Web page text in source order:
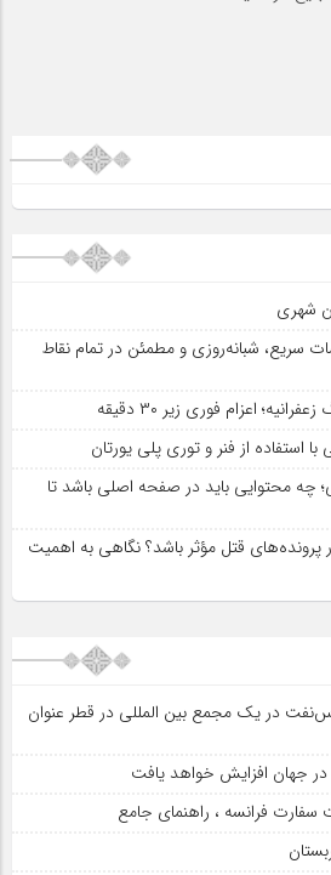
شهری
سریع، شبانه‌روزی و مطمئن در تمام نقاط
اعزام فوری زیر ۳۰ دقیقه
استفاده از فنر و توری پلی یورتان
محتوایی باید در صفحه اصلی باشد تا
پرونده‌های قتل مؤثر باشد؟ نگاهی به اهمیت
در یک مجمع بین المللی در قطر عنوان
جهان افزایش خواهد یافت
سفارت فرانسه ، راهنمای جامع